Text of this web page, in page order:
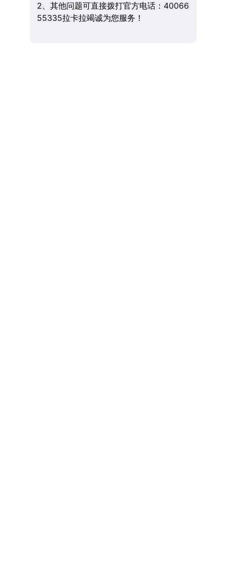
2、其他问题可直接拨打官方电话：40066
55335拉卡拉竭诚为您服务！